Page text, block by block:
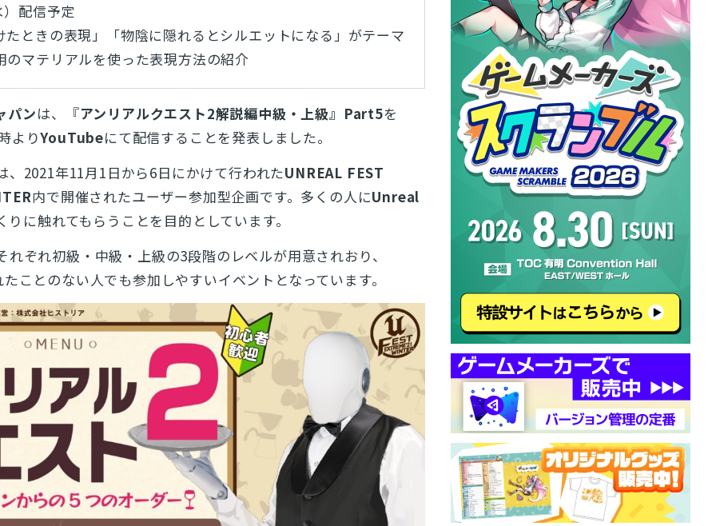
配信予定
たときの表現」「物陰に隠れるとシルエットになる」がテーマ
のマテリアルを使った表現方法の紹介
パンは、『アンリアルクエスト2解説編中級・上級』Part5を
よりYouTubeにて配信することを発表しました。
、2021年11月1日から6日にかけて行われたUNREAL FEST
内で開催されたユーザー参加型企画です。多くの人にUnreal
りに触れてもらうことを目的としています。
ぞれ初級・中級・上級の3段階のレベルが用意されおり、
ことのない人でも参加しやすいイベントとなっています。